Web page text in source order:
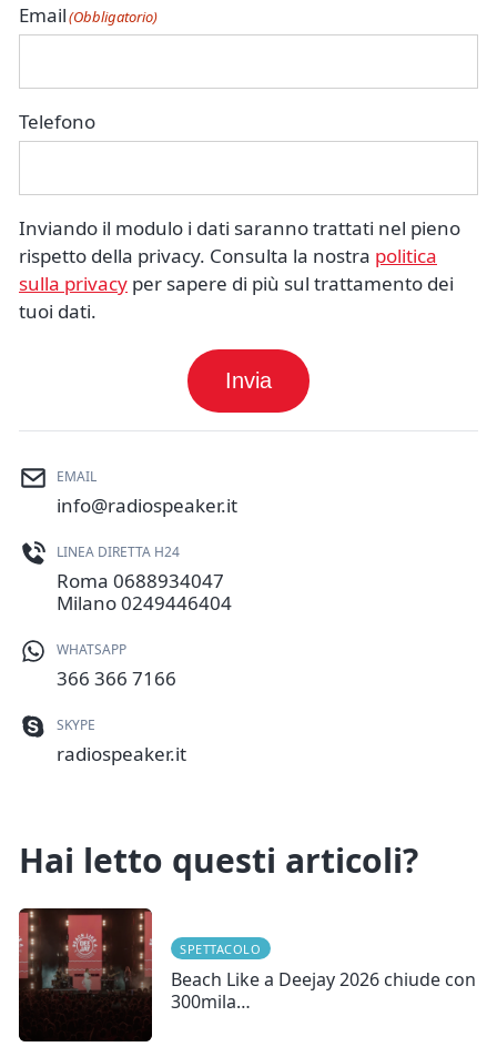
Email(Obbligatorio)
Telefono
Inviando il modulo i dati saranno trattati nel pieno
rispetto della privacy. Consulta la nostra politica
sulla privacy per sapere di più sul trattamento dei
tuoi dati.
Invia
EMAIL
info@radiospeaker.it
LINEA DIRETTA H24
Roma 0688934047
Milano0249446404
WHATSAPP
366 366 7166
SKYPE
radiospeaker.it
Hai letto questi articoli?
SPETTACOLO
Beach Like a Deejay 2026 chiude con
300mila…